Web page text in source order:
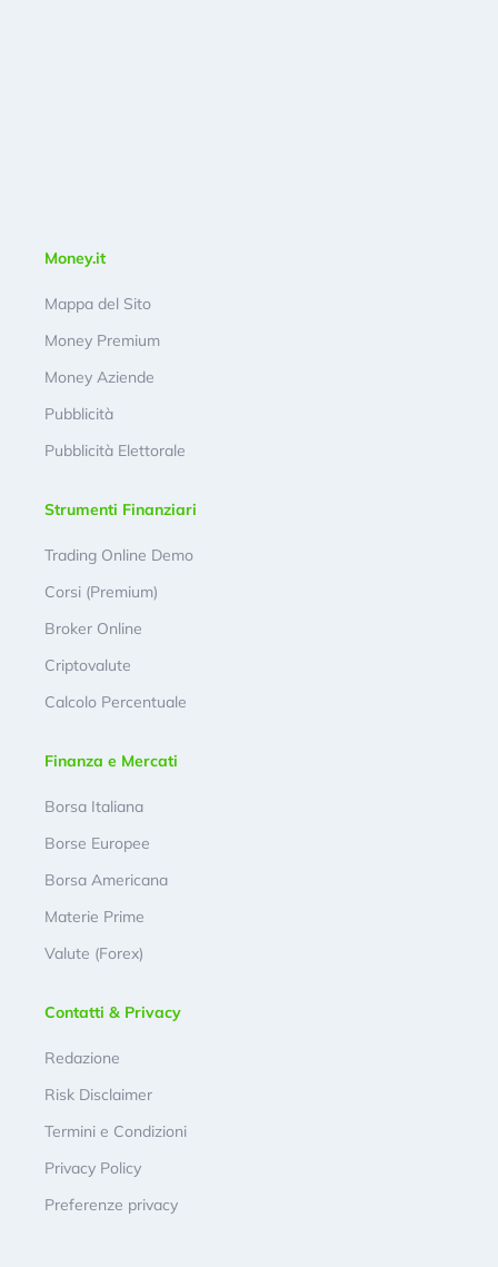
Money.it
Mappa del Sito
Money Premium
Money Aziende
Pubblicità
Pubblicità Elettorale
Strumenti Finanziari
Trading Online Demo
Corsi (Premium)
Broker Online
Criptovalute
Calcolo Percentuale
Finanza e Mercati
Borsa Italiana
Borse Europee
Borsa Americana
Materie Prime
Valute (Forex)
Contatti & Privacy
Redazione
Risk Disclaimer
Termini e Condizioni
Privacy Policy
Preferenze privacy